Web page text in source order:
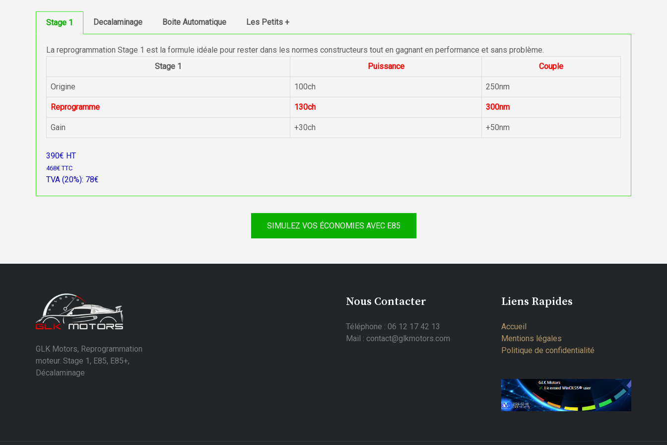
Stage 1 Decalaminage Boite Automatique Les Petits +
La reprogrammation Stage 1 est la formule idéale pour rester dans les normes constructeurs tout en gagnant en performance et sans problème.
Stage 1
Puissance Couple
Origine 100ch 250nm
Reprogramme 130ch 300nm
Gain +30ch +50nm
390€ HT
468€ TTC
TVA (20%): 78€
SIMULEZ VOS ÉCONOMIES AVEC E85
GLK Motors, Reprogrammation
moteur. Stage 1, E85, E85+,
Décalaminage
Nous Contacter
Téléphone : 06 12 17 42 13
Mail : contact@glkmotors.com
Liens Rapides
Accueil
Mentions légales
Politique de confidentialité